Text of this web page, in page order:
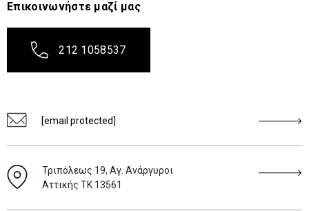
Επικοινωνήστε μαζί μας
212 1058537
[email protected]
Τριπόλεως 19, Αγ. Ανάργυροι
Αττικής ΤΚ 13561